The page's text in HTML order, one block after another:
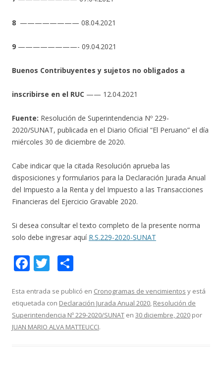
8 ———————— 08.04.2021
9 ————————- 09.04.2021
Buenos Contribuyentes y sujetos no obligados a
inscribirse en el RUC —— 12.04.2021
Fuente: Resolución de Superintendencia Nº 229-
2020/SUNAT, publicada en el Diario Oficial “El Peruano” el día
miércoles 30 de diciembre de 2020.
Cabe indicar que la citada Resolución aprueba las
disposiciones y formularios para la Declaración Jurada Anual
del Impuesto a la Renta y del Impuesto a las Transacciones
Financieras del Ejercicio Gravable 2020.
Si desea consultar el texto completo de la presente norma
solo debe ingresar aquí R.S.229-2020-SUNAT
F
e
b
o
T
itt
er
m
p
ar
Esta entrada se publicó en Cronogramas de vencimientos y está
etiquetada con Declaración Jurada Anual 2020, Resolución de
Superintendencia Nº 229-2020/SUNAT en 30 diciembre, 2020 por
JUAN MARIO ALVA MATTEUCCI.